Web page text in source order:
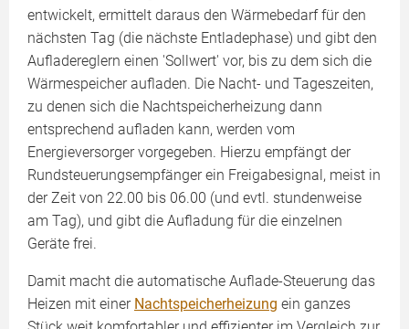
entwickelt, ermittelt daraus den Wärmebedarf für den
nächsten Tag (die nächste Entladephase) und gibt den
Aufladereglern einen 'Sollwert' vor, bis zu dem sich die
Wärmespeicher aufladen. Die Nacht- und Tageszeiten,
zu denen sich die Nachtspeicherheizung dann
entsprechend aufladen kann, werden vom
Energieversorger vorgegeben. Hierzu empfängt der
Rundsteuerungsempfänger ein Freigabesignal, meist in
der Zeit von 22.00 bis 06.00 (und evtl. stundenweise
am Tag), und gibt die Aufladung für die einzelnen
Geräte frei.
Damit macht die automatische Auflade-Steuerung das
Heizen mit einer Nachtspeicherheizung ein ganzes